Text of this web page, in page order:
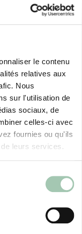
le contenu
relatives aux
Nous
sur l'utilisation de
sociaux, de
celles-ci avec
fournies ou qu'ils
leurs services.
sérénité, sans